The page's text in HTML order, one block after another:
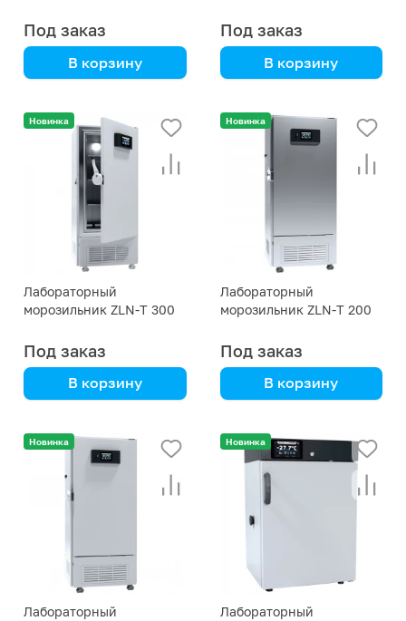
Под заказ
В корзину
хранения, тестов на
морозостойкость
Под заказ
В корзину
хранения, тестов на
морозостойкость
Новинка
Лабораторный
морозильник ZLN-T 300
Под заказ
В корзину
хранения, тестов на
морозостойкость
Новинка
Лабораторный
морозильник ZLN-T 200
Под заказ
В корзину
хранения, тестов на
морозостойкость
Новинка
Лабораторный
Новинка
Лабораторный